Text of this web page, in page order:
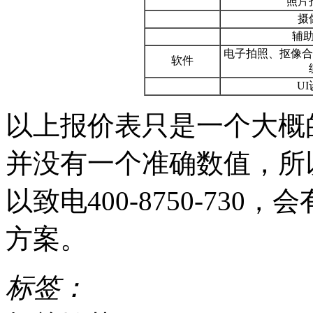
摄
辅
软件
电子拍照、抠像
UI
以上报价表只是一个大
并没有一个准确数值，
以致电400-8750-730，
方案。
标签：